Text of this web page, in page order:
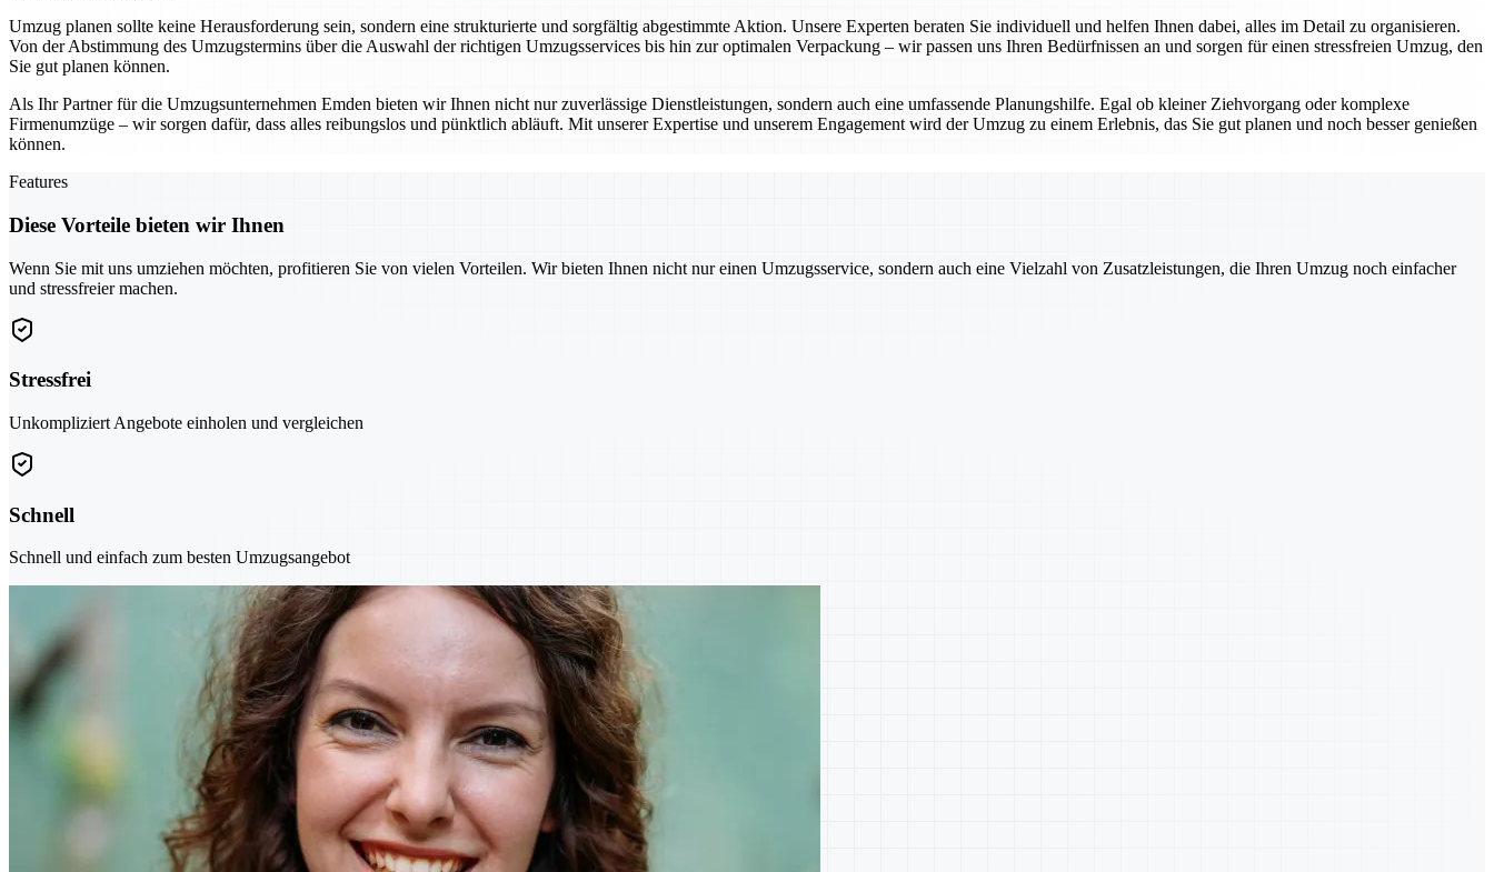
Umzug planen sollte keine Herausforderung sein, sondern eine strukturierte und sorgfältig abgestimmte Aktion. Unsere Experten beraten Sie individuell und helfen Ihnen dabei, alles im Detail zu organisieren.
Von der Abstimmung des Umzugstermins über die Auswahl der richtigen Umzugsservices bis hin zur optimalen Verpackung – wir passen uns Ihren Bedürfnissen an und sorgen für einen stressfreien Umzug, den
Sie gut planen können.
Als Ihr Partner für die Umzugsunternehmen Emden bieten wir Ihnen nicht nur zuverlässige Dienstleistungen, sondern auch eine umfassende Planungshilfe. Egal ob kleiner Ziehvorgang oder komplexe
Firmenumzüge – wir sorgen dafür, dass alles reibungslos und pünktlich abläuft. Mit unserer Expertise und unserem Engagement wird der Umzug zu einem Erlebnis, das Sie gut planen und noch besser genießen
können.
Features
Diese Vorteile bieten wir Ihnen
Wenn Sie mit uns umziehen möchten, profitieren Sie von vielen Vorteilen. Wir bieten Ihnen nicht nur einen Umzugsservice, sondern auch eine Vielzahl von Zusatzleistungen, die Ihren Umzug noch einfacher
und stressfreier machen.
Stressfrei
Unkompliziert Angebote einholen und vergleichen
Schnell
Schnell und einfach zum besten Umzugsangebot